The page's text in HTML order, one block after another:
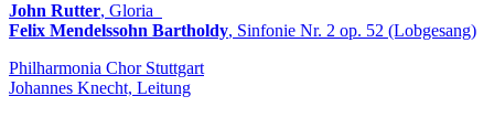
John Rutter, Gloria
Felix Mendelssohn Bartholdy, Sinfonie Nr. 2 op. 52 (Lobgesang)
Philharmonia Chor Stuttgart
Johannes Knecht, Leitung